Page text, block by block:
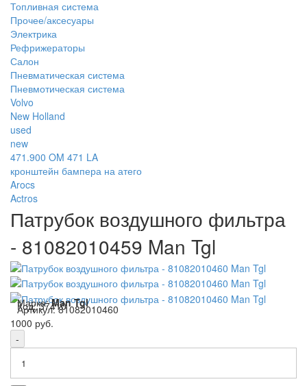
Топливная система
Прочее/аксесуары
Электрика
Рефрижераторы
Салон
Пневматическая система
Пневмотическая система
Volvo
New Holland
used
new
471.900 OM 471 LA
кронштейн бампера на атего
Arocs
Actros
Патрубок воздушного фильтра
- 81082010459 Man Tgl
Марка:Man Tgl
Код:37410
Артикул:81082010460
1000 руб.
-